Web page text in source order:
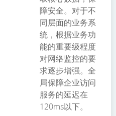
障安全。对于不
同层面的业务系
统，根据业务功
能的重要级程度
对网络监控的要
求逐步增强。全
局保障企业访问
服务的延迟在
120ms以下。